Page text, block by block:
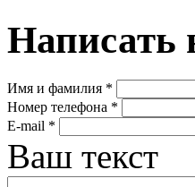
Написать
Имя и фамилия *
Номер телефона *
E-mail *
Ваш текст